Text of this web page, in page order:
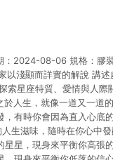
台灣樂天市場銷售網頁不
改條款與法律追訴之權
：2024-08-06 規格：膠
以淺顯而詳實的解說 講
索星座特質、愛情與人
人生，就像一道又一道
有時你會因為直入心底
生滋味，隨時在你心中
星，現身來平衡你高張